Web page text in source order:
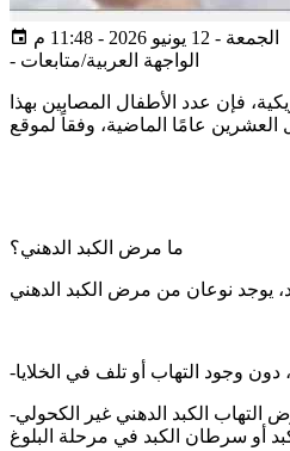
الجمعة - 12 يونيو 2026 - 11:48 م
- الواجهة العربية/متابعات
فإن عدد الأطفال المصابين بهذا
ما مرض الكبد الدهني؟
-مرض التهاب الكبد الدهني غير الكحولي (NASH): يحدث عندما تتراكم الدهون الزائدة في كبد الطفل، مما يؤدي إلى التهاب وتلف في الخلايا إذا تُركت دون علاج، فقد تُسبب هذه الحالة تندبًا في الكبد (تليف كبدي